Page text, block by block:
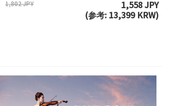
1,802 JPY
1,558 JPY
(参考: 13,399 KRW)